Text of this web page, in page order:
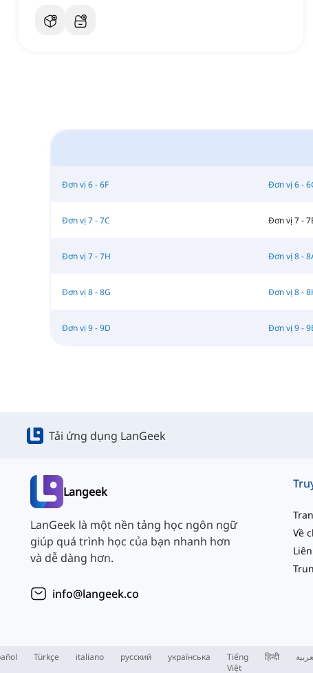
Đơn vị 6 - 6F Đơn vị 6 -
Đơn vị 7 - 7C Đơn vị 7 -
Đơn vị 7 - 7H Đơn vị 8 -
Đơn vị 8 - 8G Đơn vị 8 -
Đơn vị 9 - 9D Đơn vị 9 -
Tải ứng dụng LanGeek
Langeek
LanGeek là một nền tảng học ngôn ngữ
giúp quá trình học của bạn nhanh hơn
và dễ dàng hơn.
info@langeek.co
Về
Türkçe italiano русский українська
Tiếng
Việt
हिन्दी